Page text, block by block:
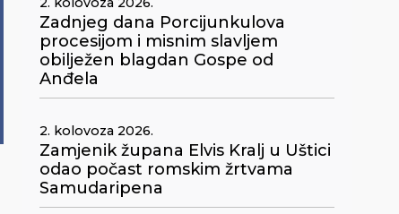
Zadnjeg dana Porcijunkulova
procesijom i misnim slavljem
obilježen blagdan Gospe od
Anđela
2. kolovoza 2026.
Zamjenik župana Elvis Kralj u Uštici
odao počast romskim žrtvama
Samudaripena